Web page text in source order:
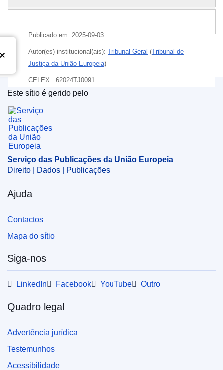
Publicado em: 2025-09-03
Autor(es) institucional(ais): Tribunal Geral (Tribunal de
Justiça da União Europeia)
CELEX : 62024TJ0091
ECLI : ECLI:EU:T:2025:814
Serviço das Publicações da União Europeia
Este sítio é gerido pelo
Serviço das Publicações da União Europeia
Direito | Dados | Publicações
Ajuda
Contactos
Mapa do sítio
Siga-nos
LinkedIn Facebook YouTube Outro
Quadro legal
Advertência jurídica
Testemunhos
Acessibilidade